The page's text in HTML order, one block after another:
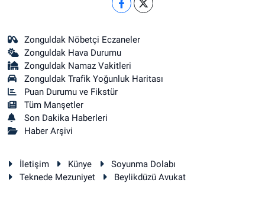
Zonguldak Nöbetçi Eczaneler
Zonguldak Hava Durumu
Zonguldak Namaz Vakitleri
Zonguldak Trafik Yoğunluk Haritası
Puan Durumu ve Fikstür
Tüm Manşetler
Son Dakika Haberleri
Haber Arşivi
İletişim Künye
Soyunma Dolabı
Teknede Mezuniyet
Beylikdüzü Avukat